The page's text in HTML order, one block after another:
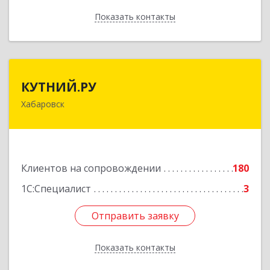
Показать контакты
Назад
КУТНИЙ.РУ
Хабаровск
Клиентов на сопровождении
180
1С:Специалист
3
Отправить заявку
Показать контакты
680007, Хабаровский край, Хабаровск г,
Отправить заявку
Назад